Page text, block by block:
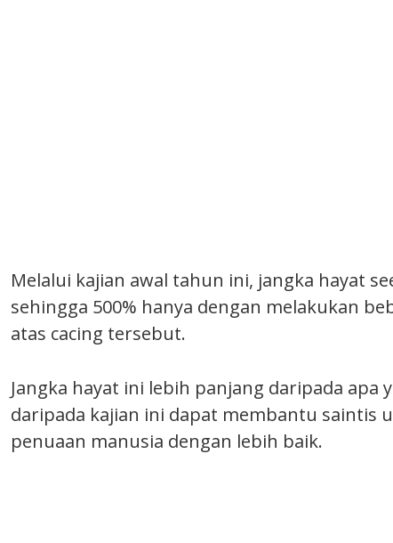
Melalui kajian awal tahun ini, jangka hayat
sehingga 500% hanya dengan melakukan
atas cacing tersebut.
Jangka hayat ini lebih panjang daripada apa
daripada kajian ini dapat membantu saintis
penuaan manusia dengan lebih baik.